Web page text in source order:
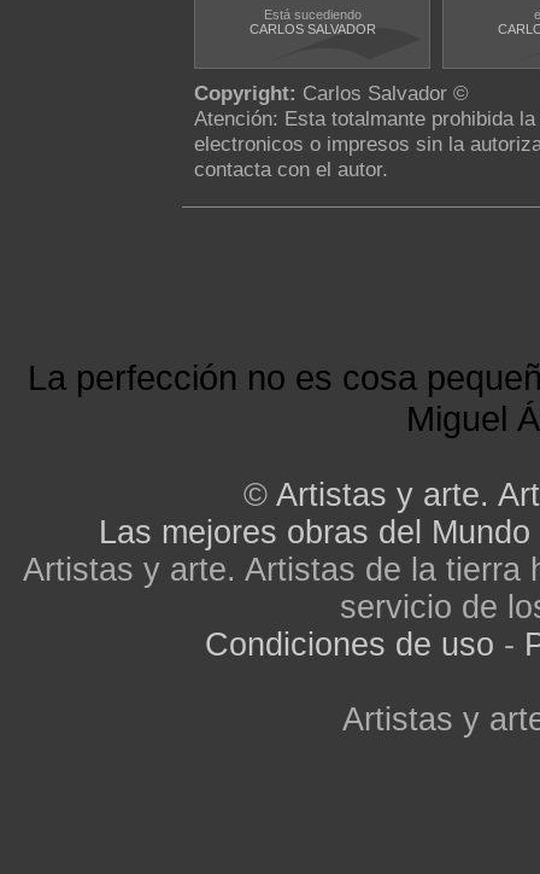
Está sucediendo
CARLOS SALVADOR
Copyright: Carlos Salvador ©
Atención: Esta totalmante prohibida
electronicos o impresos sin la
contacta con el autor.
La perfección no es cosa
Miguel
© Artistas y arte.
Las mejores obras del Mundo
Artistas y arte. Artistas de la tierra
servicio de
Condiciones de uso -
Artistas y